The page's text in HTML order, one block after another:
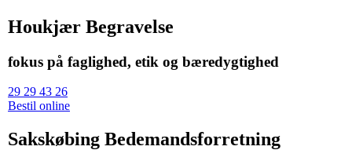
Houkjær Begravelse
fokus på faglighed, etik og bæredygtighed
29 29 43 26
Bestil online
Sakskøbing Bedemandsforretning